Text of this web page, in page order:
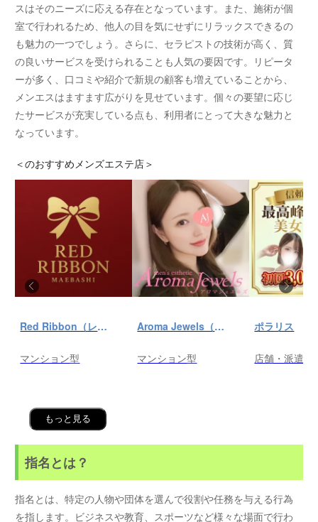
スはそのニーズに応える存在となっています。また、施術が個
室で行われるため、他人の目を気にせずにリラックスできるの
も魅力の一つでしょう。さらに、セラピストの技術が高く、質
の良いサービスを受けられることも人気の要因です。リピータ
ーが多く、口コミや紹介で新規の顧客も増えていることから、
メンエスはますます広がりを見せています。個々の要望に応じ
たサービスが充実している点も、利用者にとって大きな魅力と
なっています。
＜のおすすめメンズエステ店＞
Red Ribbon（レッドリボン）前橋
マンション型
Aroma Jewels（アロマ ジュエルズ）秋葉原ルーム
マンション型
ポラリス
店舗・派遣
もっと見る
指名とは？
指名とは、特定の人物や団体を選んで役割や任務を与える行為
を指します。ビジネスや教育、スポーツなど様々な場面で行わ